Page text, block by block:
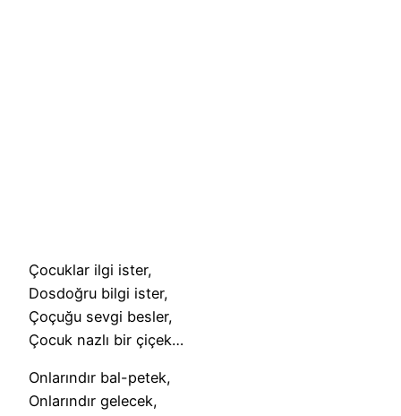
Çocuklar ilgi ister,
Dosdoğru bilgi ister,
Çoçuğu sevgi besler,
Çocuk nazlı bir çiçek…
Onlarındır bal-petek,
Onlarındır gelecek,